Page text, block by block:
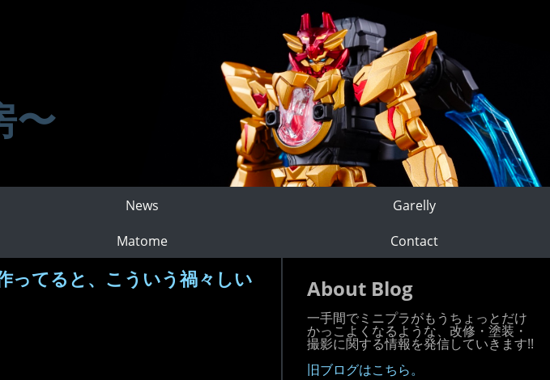
〜
News
Garelly
Matome Contact
ってると、こういう禍々しい
About Blog
一手間でミニプラがもうちょっとだけ
かっこよくなるような、改修・塗装・
撮影に関する情報を発信していきます!!
旧ブログはこちら。